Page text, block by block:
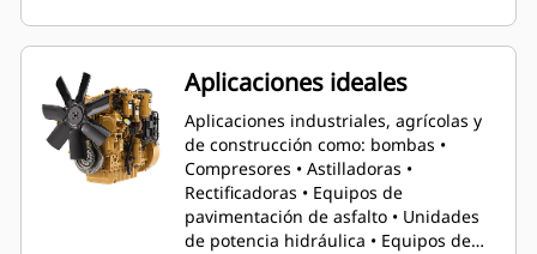
Aplicaciones ideales
Aplicaciones industriales, agrícolas y
de construcción como: bombas •
Compresores • Astilladoras •
Rectificadoras • Equipos de
pavimentación de asfalto • Unidades
de potencia hidráulica • Equipos de